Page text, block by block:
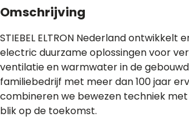
Omschrijving
STIEBEL ELTRON Nederland ontwikkelt
electric duurzame oplossingen voor
ventilatie en warmwater in de
familiebedrijf met meer dan 100 jaar
combineren we bewezen techniek met
blik op de toekomst.